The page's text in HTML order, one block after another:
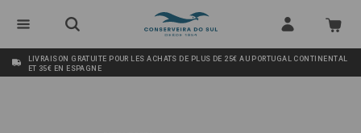
LIVRAISON GRATUITE POUR LES ACHATS DE PLUS DE 25€ AU PORTUGAL CONTINENTAL
ET 35€ EN ESPAGNE